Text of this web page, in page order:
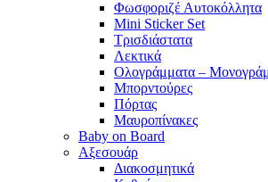
Φωσφοριζέ Αυτοκόλλητα
Mini Sticker Set
Tρισδιάστατα
Λεκτικά
Ολογράμματα –
Μπορντούρες
Πόρτας
Μαυροπίνακες
Baby on Board
Αξεσουάρ
Διακοσμητικά